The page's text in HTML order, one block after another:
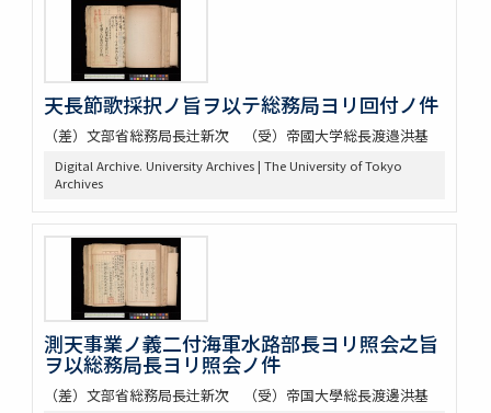
天長節歌採択ノ旨ヲ以テ総務局ヨリ回付ノ件
（差）文部省総務局長辻新次 （受）帝國大学総長渡邉洪基
Digital Archive. University Archives | The University of Tokyo
Archives
測天事業ノ義二付海軍水路部長ヨリ照会之旨
ヲ以総務局長ヨリ照会ノ件
（差）文部省総務局長辻新次 （受）帝国大學総長渡邊洪基